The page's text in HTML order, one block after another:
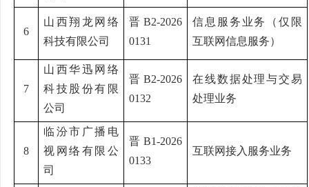
6
山西翔龙网络
科技有限公司
晋 B2-2026
0131
信息服务业务（仅限
互联网信息服务）
7
山西华迅网络
科技股份有限
公司
晋 B2-2026
0132
在线数据处理与交易
处理业务
8
临汾市广播电
视网络有限公
司
晋 B1-2026
0133
互联网接入服务业务